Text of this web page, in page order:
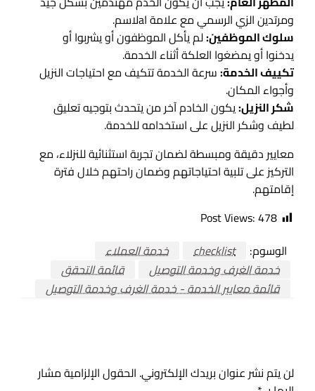
ومرتدين الزي الرسمي مع علامة اaلاسم.
سلوك الموظفين:لم يأكل الموظفون أو يشربوا أو
يدخنوا أو يمضغوا العلكة أثناء الخدمة.
تكييف الخدمة:سرعة الخدمة تتكيف مع احتياجات النزيل
وأجواء المكان.
شكر النزيل:يكون الخادم آخر من يتحدث بتوجيه تعليق
لطيف وشكر النزيل على استخدامه للخدمة.
معايير دقيقة ومبسطة لضمان تجربة استثنائية للنزلاء، مع
التركيز على تلبية احتياجاتهم وضمان راحتهم خلال فترة
إقامتهم.
Post Views:478
الوسوم:
checklist
خدمة العملاء
خدمة الغرف وخدمة التوصيل
قائمة التحقق
قائمة معايير الخدمة - خدمة الغرف وخدمة التوصيل
لن يتم نشر عنوان بريدك الإلكتروني. الحقول الإلزامية مشار